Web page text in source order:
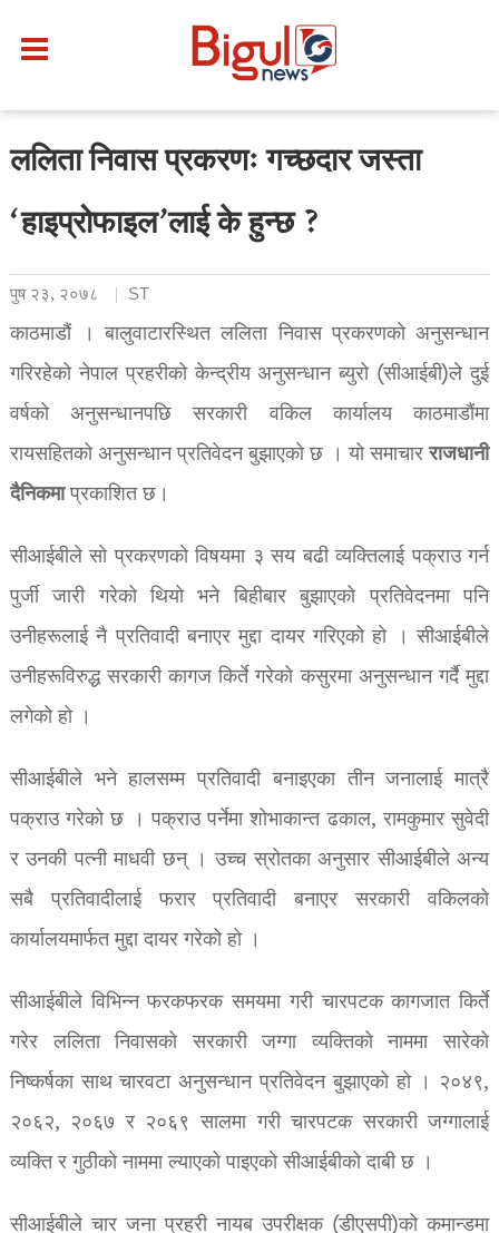
ललिता निवास प्रकरणः गच्छदार जस्ता
‘हाइप्रोफाइल’लाई के हुन्छ ?
पुष २३, २०७८ ST
काठमाडौं । बालुवाटारस्थित ललिता निवास प्रकरणको अनुसन्धान
गरिरहेको नेपाल प्रहरीको केन्द्रीय अनुसन्धान ब्युरो (सीआईबी)ले दुई
वर्षको अनुसन्धानपछि सरकारी वकिल कार्यालय काठमाडौंमा
रायसहितको अनुसन्धान प्रतिवेदन बुझाएको छ । यो समाचारराजधानी
दैनिकमाप्रकाशित छ।
सीआईबीले सो प्रकरणको विषयमा ३ सय बढी व्यक्तिलाई पक्राउ गर्न
पुर्जी जारी गरेको थियो भने बिहीबार बुझाएको प्रतिवेदनमा पनि
उनीहरूलाई नै प्रतिवादी बनाएर मुद्दा दायर गरिएको हो । सीआईबीले
उनीहरूविरुद्ध सरकारी कागज किर्ते गरेको कसुरमा अनुसन्धान गर्दै मुद्दा
लगेको हो ।
सीआईबीले भने हालसम्म प्रतिवादी बनाइएका तीन जनालाई मात्रै
पक्राउ गरेको छ । पक्राउ पर्नेमा शोभाकान्त ढकाल, रामकुमार सुवेदी
र उनकी पत्नी माधवी छन् । उच्च स्रोतका अनुसार सीआईबीले अन्य
सबै प्रतिवादीलाई फरार प्रतिवादी बनाएर सरकारी वकिलको
कार्यालयमार्फत मुद्दा दायर गरेको हो ।
सीआईबीले विभिन्न फरकफरक समयमा गरी चारपटक कागजात किर्ते
गरेर ललिता निवासको सरकारी जग्गा व्यक्तिको नाममा सारेको
निष्कर्षका साथ चारवटा अनुसन्धान प्रतिवेदन बुझाएको हो । २०४९,
२०६२, २०६७ र २०६९ सालमा गरी चारपटक सरकारी जग्गालाई
व्यक्ति र गुठीको नाममा ल्याएको पाइएको सीआईबीको दाबी छ ।
सीआईबीले चार जना प्रहरी नायब उपरीक्षक (डीएसपी)को कमान्डमा